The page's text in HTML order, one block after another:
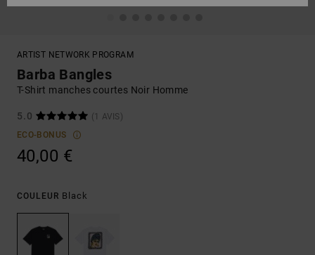
ARTIST NETWORK PROGRAM
Barba Bangles
T-Shirt manches courtes Noir Homme
5.0
(1 AVIS)
ECO-BONUS
40,00 €
COULEUR Black